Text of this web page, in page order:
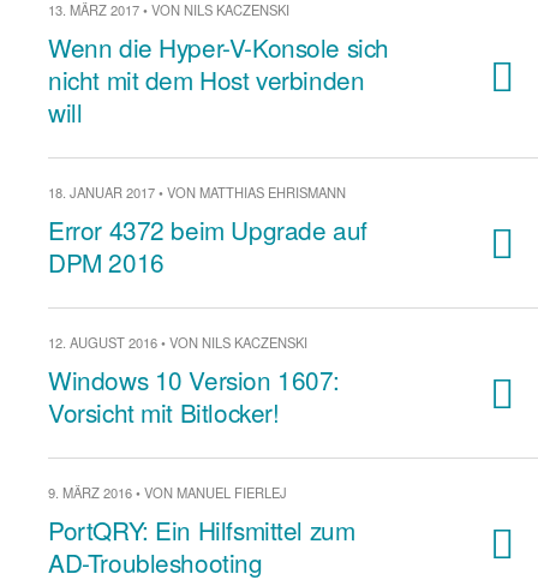
13. MÄRZ 2017 • VON NILS KACZENSKI
Wenn die Hyper-V-Konsole sich
nicht mit dem Host verbinden
will
18. JANUAR 2017 • VON MATTHIAS EHRISMANN
Error 4372 beim Upgrade auf
DPM 2016
12. AUGUST 2016 • VON NILS KACZENSKI
Windows 10 Version 1607:
Vorsicht mit Bitlocker!
9. MÄRZ 2016 • VON MANUEL FIERLEJ
PortQRY: Ein Hilfsmittel zum
AD-Troubleshooting